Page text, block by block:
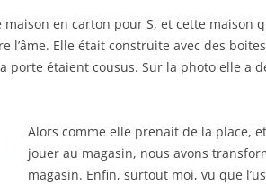
maison en carton pour S, et cette maison
l’âme. Elle était construite avec des
porte étaient cousus. Sur la photo elle a
Alors comme elle prenait de la place,
jouer au magasin, nous avons
magasin. Enfin, surtout moi, vu que